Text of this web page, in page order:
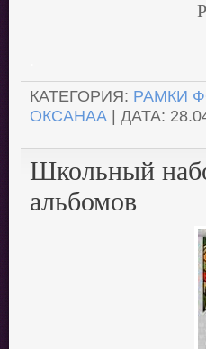
КАТЕГОРИЯ: РАМКИ
ОКСАНАА | ДАТА:
Школьный
альбомов